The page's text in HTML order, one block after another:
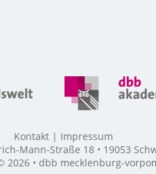
Kontakt
Impressum
Mann-Straße 18 • 19053
2026 • dbb mecklenburg-